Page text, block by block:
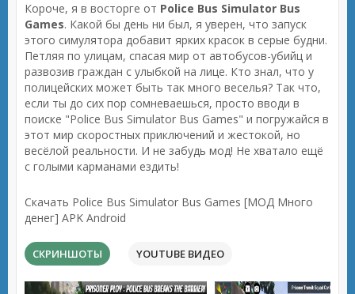
Короче, я в восторге от Police Bus Simulator Bus
Games. Какой бы день ни был, я уверен, что запуск
этого симулятора добавит ярких красок в серые будни.
Петляя по улицам, спасая мир от автобусов-убийц и
развозив граждан с улыбкой на лице. Кто знал, что у
полицейских может быть так много веселья? Так что,
если ты до сих пор сомневаешься, просто вводи в
поиске "Police Bus Simulator Bus Games" и погружайся в
этот мир скоростных приключений и жестокой, но
весёлой реальности. И не забудь мод! Не хватало ещё
с голыми карманами ездить!
Скачать Police Bus Simulator Bus Games [МОД Много
денег] APK Android
СКРИНШОТЫ YOUTUBE ВИДЕО